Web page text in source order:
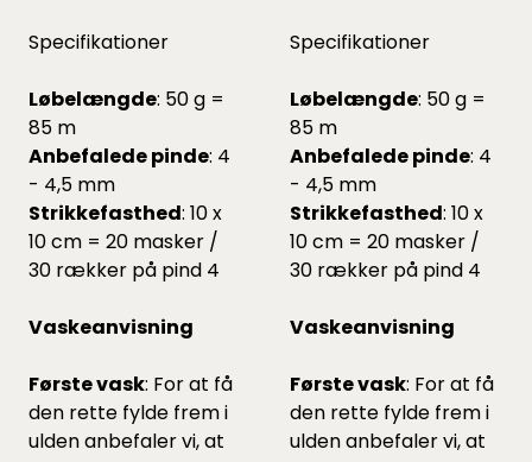
Specifikationer
Løbelængde: 50 g =
85 m
Anbefalede pinde: 4
- 4,5 mm
Strikkefasthed: 10 x
10 cm = 20 masker /
30 rækker på pind 4
Vaskeanvisning
Første vask: For at få
den rette fylde frem i
ulden anbefaler vi, at
Specifikationer
Løbelængde: 50 g =
85 m
Anbefalede pinde: 4
- 4,5 mm
Strikkefasthed: 10 x
10 cm = 20 masker /
30 rækker på pind 4
Vaskeanvisning
Første vask: For at få
den rette fylde frem i
ulden anbefaler vi, at